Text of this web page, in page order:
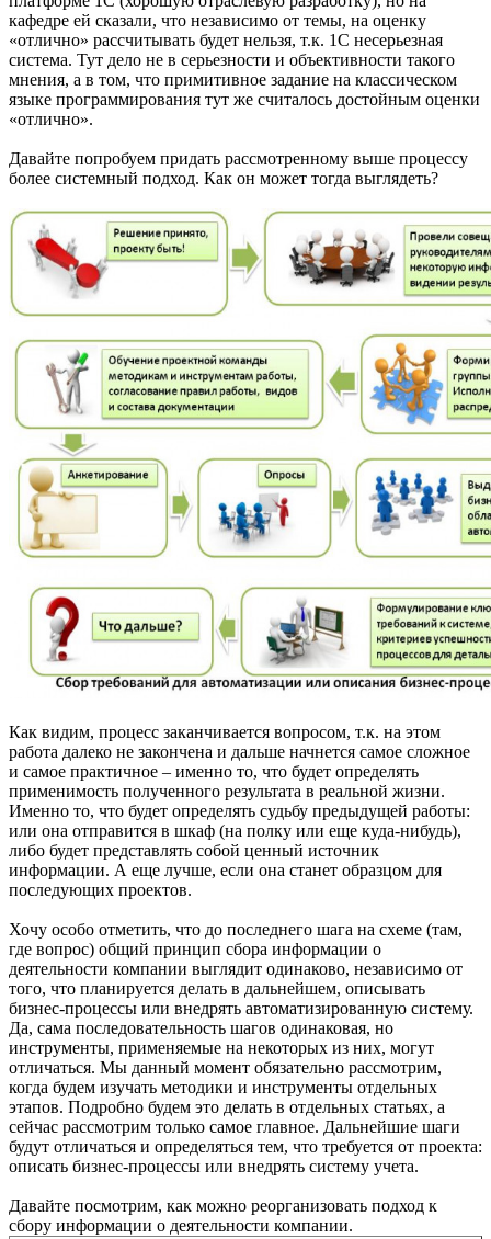
кафедре ей сказали, что независимо от темы, на оценку
«отлично» рассчитывать будет нельзя, т.к. 1С несерьезная
система. Тут дело не в серьезности и объективности такого
мнения, а в том, что примитивное задание на классическом
языке программирования тут же считалось достойным оценки
«отлично».
Давайте попробуем придать рассмотренному выше процессу
более системный подход. Как он может тогда выглядеть?
Как видим, процесс заканчивается вопросом, т.к. на этом
работа далеко не закончена и дальше начнется самое сложное
и самое практичное – именно то, что будет определять
применимость полученного результата в реальной жизни.
Именно то, что будет определять судьбу предыдущей работы:
или она отправится в шкаф (на полку или еще куда-нибудь),
либо будет представлять собой ценный источник
информации. А еще лучше, если она станет образцом для
последующих проектов.
Хочу особо отметить, что до последнего шага на схеме (там,
где вопрос) общий принцип сбора информации о
деятельности компании выглядит одинаково, независимо от
того, что планируется делать в дальнейшем, описывать
бизнес-процессы или внедрять автоматизированную систему.
Да, сама последовательность шагов одинаковая, но
инструменты, применяемые на некоторых из них, могут
отличаться. Мы данный момент обязательно рассмотрим,
когда будем изучать методики и инструменты отдельных
этапов. Подробно будем это делать в отдельных статьях, а
сейчас рассмотрим только самое главное. Дальнейшие шаги
будут отличаться и определяться тем, что требуется от проекта:
описать бизнес-процессы или внедрять систему учета.
Давайте посмотрим, как можно реорганизовать подход к
сбору информации о деятельности компании.